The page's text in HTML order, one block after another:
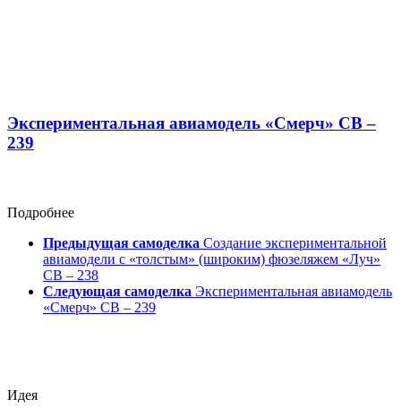
Экспериментальная авиамодель «Смерч» СВ –
239
Подробнее
Предыдущая самоделка Создание экспериментальной
авиамодели с «толстым» (широким) фюзеляжем «Луч»
СВ – 238
Следующая самоделка Экспериментальная авиамодель
«Смерч» СВ – 239
Идея